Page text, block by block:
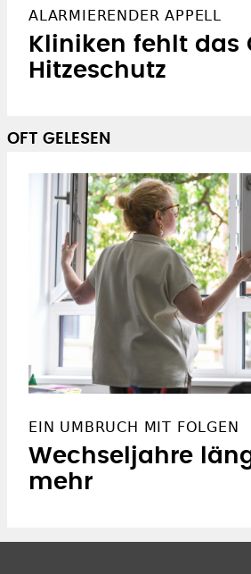
ALARMIERENDER APPELL
Kliniken fehlt das
Hitzeschutz
OFT GELESEN
EIN UMBRUCH MIT FOLGEN
Wechseljahre
mehr